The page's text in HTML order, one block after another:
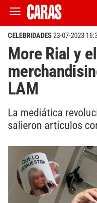
CELEBRIDADES23-07-2023
More Rial y
LAM
La mediática
salieron artículos